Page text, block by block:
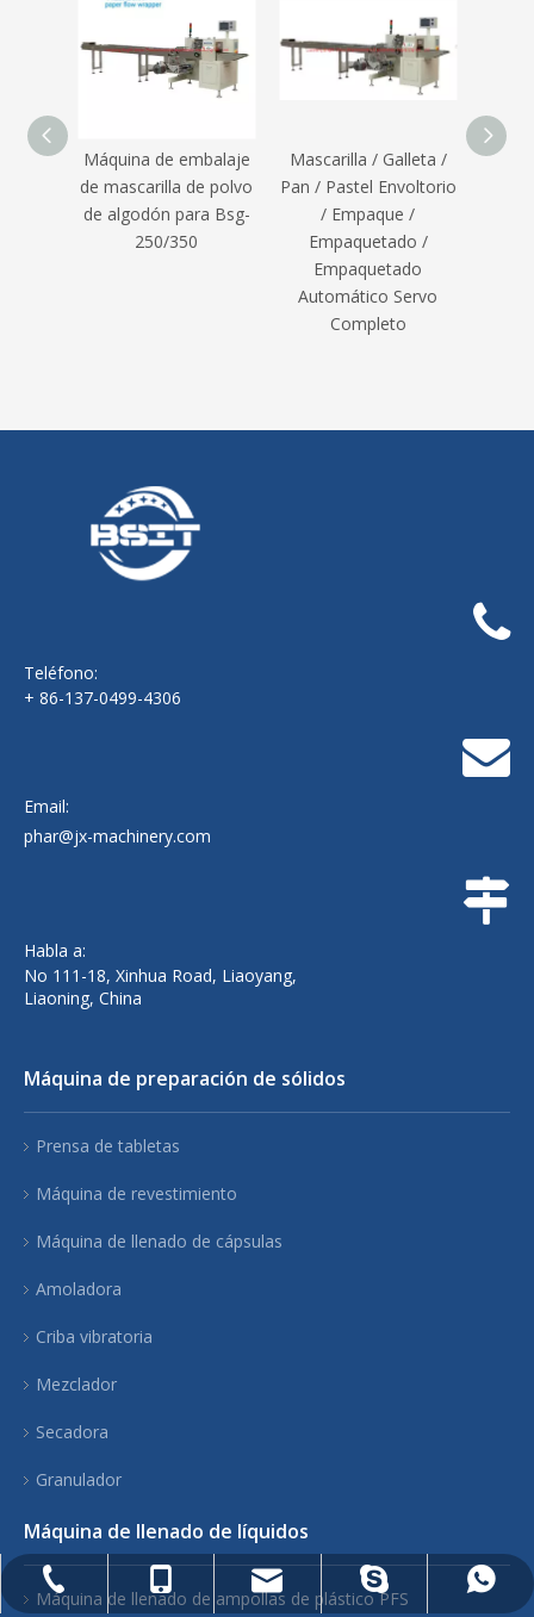
Máquina de embalaje
de mascarilla de polvo
de algodón para Bsg-
250/350
Mascarilla / Galleta /
Pan / Pastel Envoltorio
/ Empaque /
Empaquetado /
Empaquetado
Automático Servo
Completo
Teléfono:
+ 86-137-0499-4306
Email:
phar@jx-machinery.com
Habla a:
No 111-18, Xinhua Road, Liaoyang,
Liaoning, China
Máquina de preparación de sólidos
Prensa de tabletas
Máquina de revestimiento
Máquina de llenado de cápsulas
Amoladora
Criba vibratoria
Mezclador
Secadora
Granulador
Máquina de llenado de líquidos
Máquina de llenado de ampollas de plástico PFS
86-0419-2886046
86-13704994306
phar@jx-machinery.com
sartén
86-13704994306